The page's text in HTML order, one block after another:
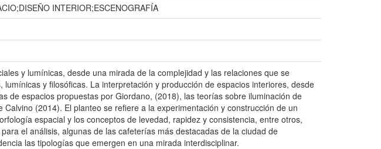
INTERIOR;ESCENOGRAFÍA
y lumínicas, desde una mirada de la complejidad y las relaciones que se
y filosóficas. La interpretación y producción de espacios interiores, desde
de espacios propuestas por Giordano, (2018), las teorías sobre iluminación de
(2014). El planteo se refiere a la experimentación y construcción de un
espacial y los conceptos de levedad, rapidez y consistencia, entre otros,
el análisis, algunas de las cafeterías más destacadas de la ciudad de
las tipologías que emergen en una mirada interdisciplinar.